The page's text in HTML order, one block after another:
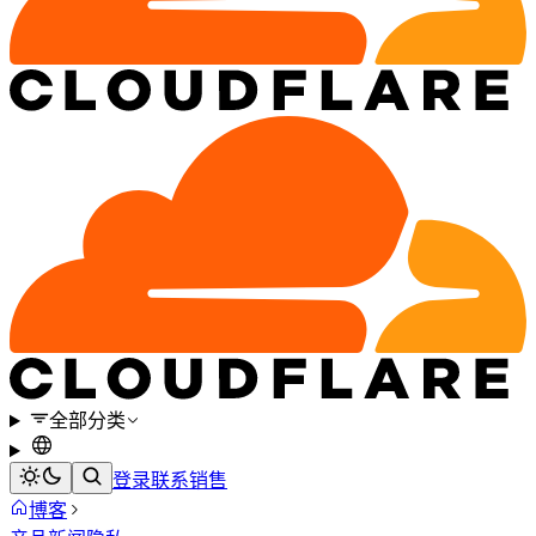
全部分类
登录联系销售
博客